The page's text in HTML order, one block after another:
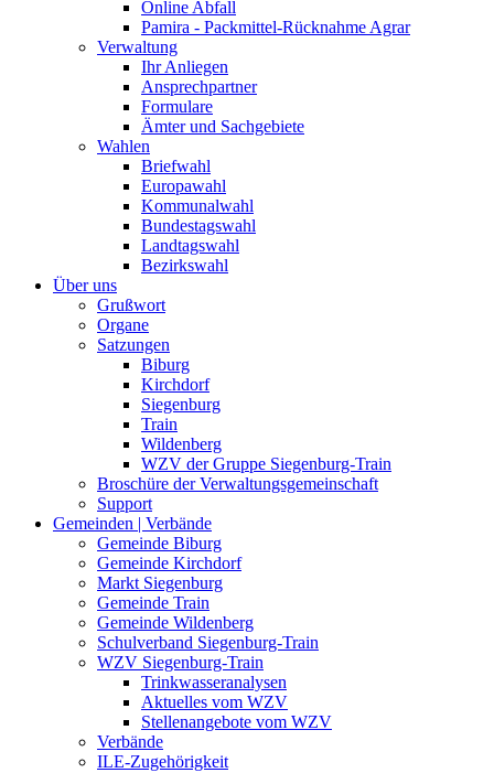
Online Abfall
Pamira - Packmittel-Rücknahme Agrar
Verwaltung
Ihr Anliegen
Ansprechpartner
Formulare
Ämter und Sachgebiete
Wahlen
Briefwahl
Europawahl
Kommunalwahl
Bundestagswahl
Landtagswahl
Bezirkswahl
Über uns
Grußwort
Organe
Satzungen
Biburg
Kirchdorf
Siegenburg
Train
Wildenberg
WZV der Gruppe Siegenburg-Train
Broschüre der Verwaltungsgemeinschaft
Support
Gemeinden | Verbände
Gemeinde Biburg
Gemeinde Kirchdorf
Markt Siegenburg
Gemeinde Train
Gemeinde Wildenberg
Schulverband Siegenburg-Train
WZV Siegenburg-Train
Trinkwasseranalysen
Aktuelles vom WZV
Stellenangebote vom WZV
Verbände
ILE-Zugehörigkeit